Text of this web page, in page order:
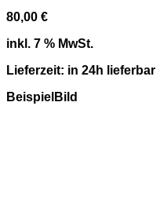
80,00 €
inkl. 7 % MwSt.
Lieferzeit: in 24h lieferbar
BeispielBild